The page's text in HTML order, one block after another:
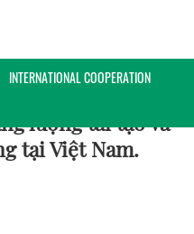
INTERNATIONAL COOPERATION
TẾ
lượng tái tạo và
tại Việt Nam.